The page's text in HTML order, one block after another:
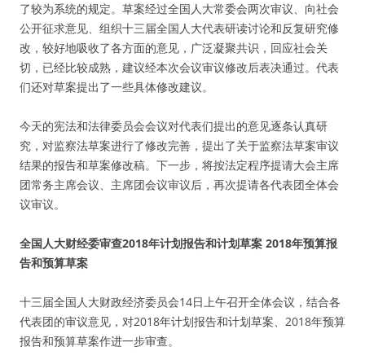
了较为系统的规定。草案经过全国人大常委会两次审议、向社会
公开征求意见、组织十三届全国人大代表研读讨论和反复研究修
改，较好地吸收了各方面的意见，广泛凝聚共识，回应社会关
切，已经比较成熟，建议经本次会议审议修改后表决通过。代表
们还对草案提出了一些具体修改建议。
今天的宪法和法律委员会会议对代表们提出的意见逐条认真研
究，对监察法草案进行了修改完善，提出了关于监察法草案审议
结果的报告和草案修改稿。下一步，将按法定程序提请大会主席
团常务主席会议、主席团会议审议后，再次提请各代表团全体会
议审议。
全国人大财经委审查2018年计划报告和计划草案 2018年预算报
告和预算草案
十三届全国人大财政经济委员会14日上午召开全体会议，结合各
代表团的审议意见，对2018年计划报告和计划草案、2018年预算
报告和预算草案作进一步审查。